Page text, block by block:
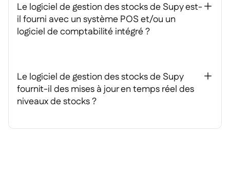
Le logiciel de gestion des stocks de Supy est-
il fourni avec un système POS et/ou un
logiciel de comptabilité intégré ?
+
Le logiciel de gestion des stocks de Supy
fournit-il des mises à jour en temps réel des
niveaux de stocks ?
+